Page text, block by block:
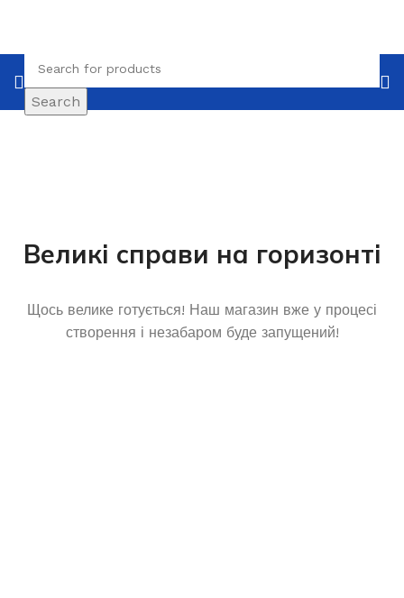
Search
Великі справи на горизонті
Щось велике готується! Наш магазин вже у процесі
створення і незабаром буде запущений!